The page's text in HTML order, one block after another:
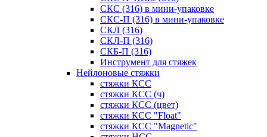
СКС (316) в мини-упаковке
СКС-П (316) в мини-упаковке
СКЛ (316)
СКЛ-П (316)
СКБ-П (316)
Инструмент для стяжек
Нейлоновые стяжки
стяжки КСС
стяжки КСС (ч)
стяжки КСС (цвет)
стяжки КСС "Float"
стяжки КСС "Magnetic"